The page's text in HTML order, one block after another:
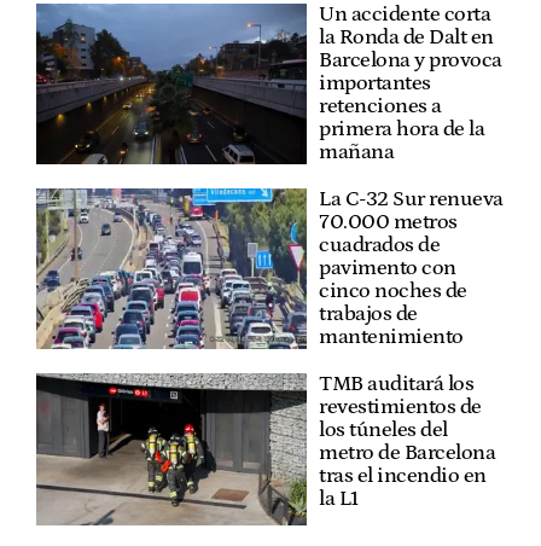
Un accidente corta
la Ronda de Dalt en
Barcelona y provoca
importantes
retenciones a
primera hora de la
mañana
La C-32 Sur renueva
70.000 metros
cuadrados de
pavimento con
cinco noches de
trabajos de
mantenimiento
TMB auditará los
revestimientos de
los túneles del
metro de Barcelona
tras el incendio en
la L1